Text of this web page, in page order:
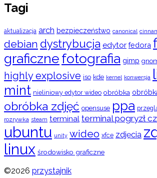
Tagi
aktualizacja arch bezpieczeństwo canonical
debian dystrybucja edytor fedora
graficznefotografia gimp
highly explosive iso kde kernel konwersja
mint nieliniowy edytor wideo obróbka
obróbka zdjęć opensuse ppa
rozrywka steam terminal terminal pogryzł
ubuntu unity wideo xfce zdjęcia
linux środowisko graficzne
©2026 przystajnik